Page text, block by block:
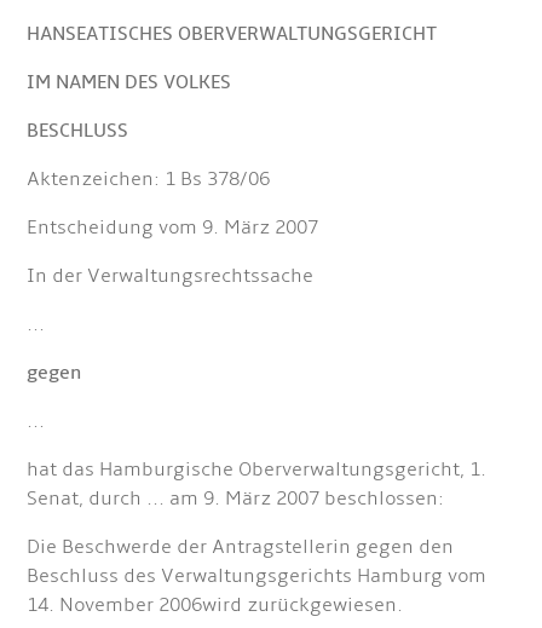
HANSEATISCHES OBERVERWALTUNGSGERICHT
IM NAMEN DES VOLKES
BESCHLUSS
Aktenzeichen: 1 Bs 378/06
Entscheidung vom 9. März 2007
In der Verwaltungsrechtssache
...
gegen
...
hat das Hamburgische Oberverwaltungsgericht, 1.
Senat, durch ... am 9. März 2007 beschlossen:
Die Beschwerde der Antragstellerin gegen den
Beschluss des Verwaltungsgerichts Hamburg vom
14. November 2006wird zurückgewiesen.